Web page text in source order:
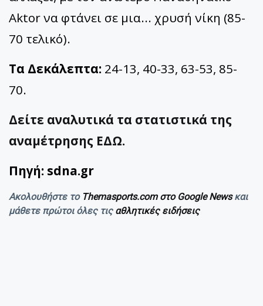
Aktor να φτάνει σε μια... χρυσή νίκη (85-
70 τελικό).
Τα Δεκάλεπτα: 24-13, 40-33, 63-53, 85-
70.
Δείτε αναλυτικά τα στατιστικά της
αναμέτρησης ΕΔΩ.
Πηγή: sdna.gr
Ακολουθήστε το Themasports.com στο Google Newsκαι
μάθετε πρώτοι όλες τις αθλητικές ειδήσεις